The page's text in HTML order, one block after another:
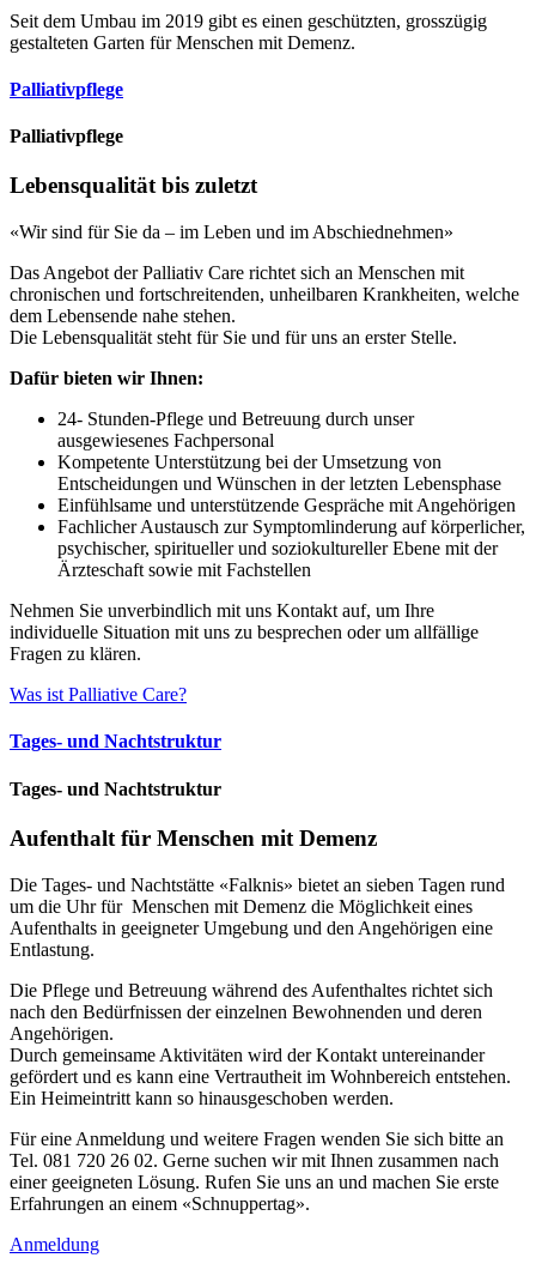
Seit dem Umbau im 2019 gibt es einen geschützten, grosszügig
gestalteten Garten für Menschen mit Demenz.
Palliativpflege
Palliativpflege
Lebensqualität bis zuletzt
«Wir sind für Sie da – im Leben und im Abschiednehmen»
Das Angebot der Palliativ Care richtet sich an Menschen mit
chronischen und fortschreitenden, unheilbaren Krankheiten, welche
dem Lebensende nahe stehen.
Die Lebensqualität steht für Sie und für uns an erster Stelle.
Dafür bieten wir Ihnen:
24- Stunden-Pflege und Betreuung durch unser
ausgewiesenes Fachpersonal
Kompetente Unterstützung bei der Umsetzung von
Entscheidungen und Wünschen in der letzten Lebensphase
Einfühlsame und unterstützende Gespräche mit Angehörigen
Fachlicher Austausch zur Symptomlinderung auf körperlicher,
psychischer, spiritueller und soziokultureller Ebene mit der
Ärzteschaft sowie mit Fachstellen
Nehmen Sie unverbindlich mit uns Kontakt auf, um Ihre
individuelle Situation mit uns zu besprechen oder um allfällige
Fragen zu klären.
Was ist Palliative Care?
Tages- und Nachtstruktur
Tages- und Nachtstruktur
Aufenthalt für Menschen mit Demenz
Die Tages- und Nachtstätte «Falknis» bietet an sieben Tagen rund
um die Uhr für Menschen mit Demenz die Möglichkeit eines
Aufenthalts in geeigneter Umgebung und den Angehörigen eine
Entlastung.
Die Pflege und Betreuung während des Aufenthaltes richtet sich
nach den Bedürfnissen der einzelnen Bewohnenden und deren
Angehörigen.
Durch gemeinsame Aktivitäten wird der Kontakt untereinander
gefördert und es kann eine Vertrautheit im Wohnbereich entstehen.
Ein Heimeintritt kann so hinausgeschoben werden.
Für eine Anmeldung und weitere Fragen wenden Sie sich bitte an
Tel. 081 720 26 02. Gerne suchen wir mit Ihnen zusammen nach
einer geeigneten Lösung. Rufen Sie uns an und machen Sie erste
Erfahrungen an einem «Schnuppertag».
Anmeldung